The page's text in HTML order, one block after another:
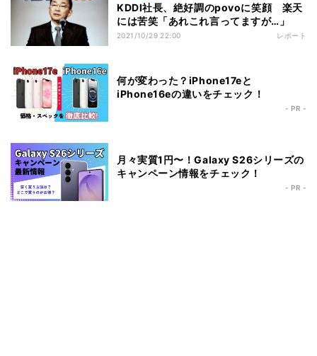
KDDI社長、絶好調のpovoに笑顔 楽天
には苦笑「あれこれ言ってますが…」
2021/10/29 22:00 レポート
何が変わった？iPhone17eと
iPhone16eの違いをチェック！
- PR -
月々実質1円〜！Galaxy S26シリーズの
キャンペーン情報をチェック！
- PR -